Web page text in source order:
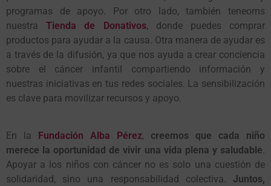
programas de apoyo. Por otro lado, también teneoms
nuestraTienda de Donativos, donde puedes comprar
productos para ayudar a la causa. Otra manera de ayudar es
a través de la difusión, ya que nos ayuda a crear conciencia
sobre el cáncer infantil compartiendo información y
nuestras iniciativas en tus redes sociales. La sensibilización
es clave para movilizar recursos y apoyo.
En la Fundación Alba Pérez, creemos que cada niño
merece la oportunidad de vivir una vida plena y saludable.
Apoyar a los niños con cáncer no es solo una cuestión de
solidaridad, sino una responsabilidad colectiva. Juntos,